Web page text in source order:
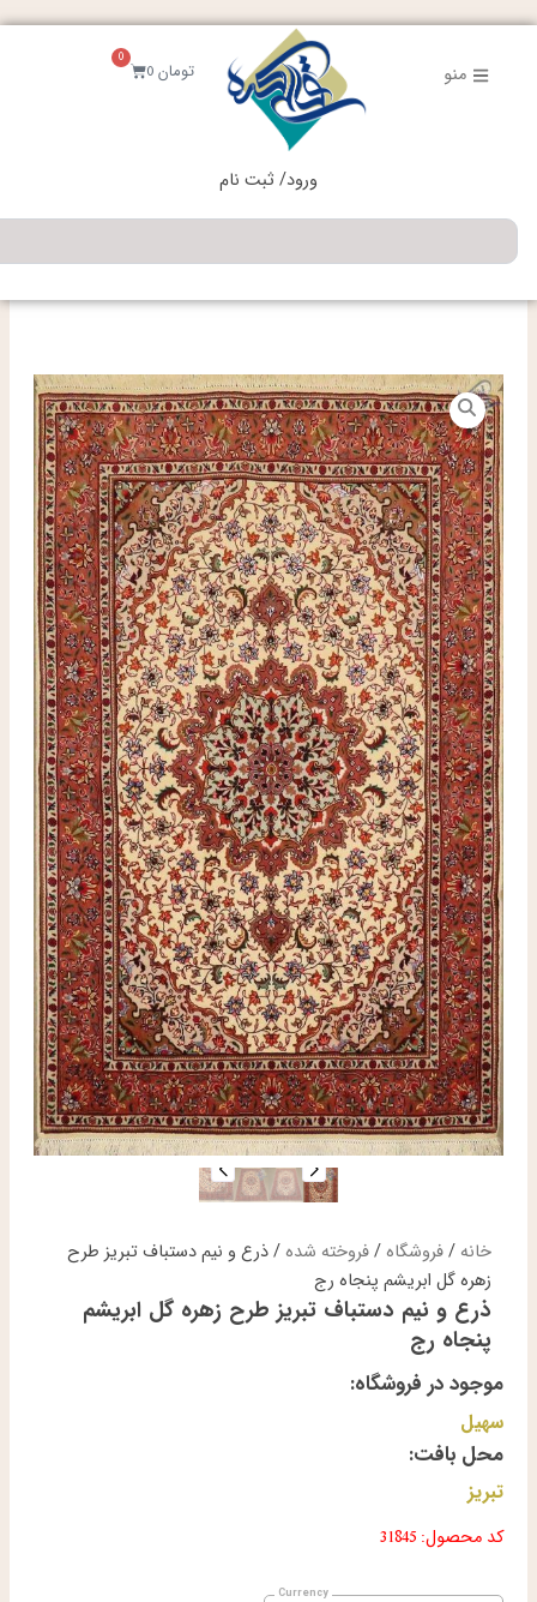
رفتن
منو تومان0
0
سبد
خرید
ورود/ ثبت نام
جستجو
خانه /فروشگاه/فروخته شده/ ذرع و نیم دستباف تبریز طرح
زهره گل ابریشم پنجاه رج
ذرع و نیم دستباف تبریز طرح زهره گل ابریشم
پنجاه رج
موجود در فروشگاه:
سهیل
محل بافت:
تبریز
کد محصول: 31845